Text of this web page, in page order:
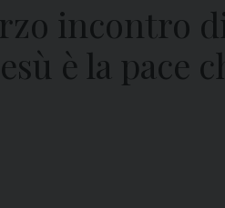
incontro
è la pace